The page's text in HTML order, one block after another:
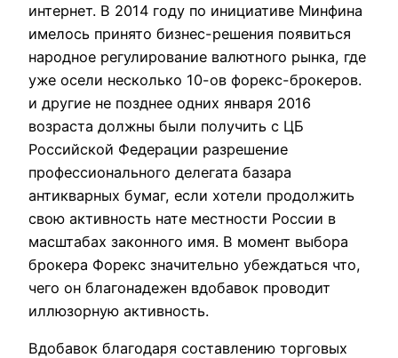
интернет. В 2014 году по инициативе Минфина
имелось принято бизнес-решения появиться
народное регулирование валютного рынка, где
уже осели несколько 10-ов форекс-брокеров.
и другие не позднее одних января 2016
возраста должны были получить с ЦБ
Российской Федерации разрешение
профессионального делегата базара
антикварных бумаг, если хотели продолжить
свою активность нате местности России в
масштабах законного имя. В момент выбора
брокера Форекс значительно убеждаться что,
чего он благонадежен вдобавок проводит
иллюзорную активность.
Вдобавок благодаря составлению торговых